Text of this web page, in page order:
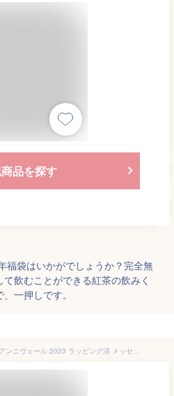
品を探す
福袋はいかがでしょうか？完全無
飲むことができる紅茶の飲みく
一押しです。
ルピシア ブックオブティー アンニヴェール 2023 ラッピング済 メッセージカード付 紅茶 詰め合わせ ギフト 贈りもの お歳暮